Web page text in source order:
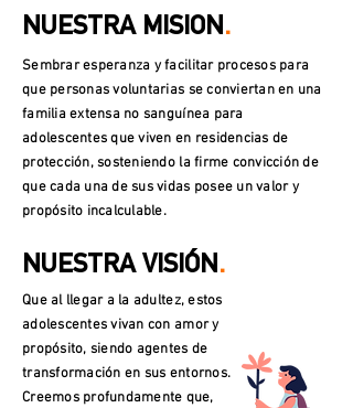
NUESTRA MISION.
Sembrar esperanza y facilitar procesos para
que personas voluntarias se conviertan en una
familia extensa no sanguínea para
adolescentes que viven en residencias de
protección, sosteniendo la firme convicción de
que cada una de sus vidas posee un valor y
propósito incalculable.
NUESTRA VISIÓN.
Que al llegar a la adultez, estos
adolescentes vivan con amor y
propósito, siendo agentes de
transformación en sus entornos.
Creemos profundamente que,